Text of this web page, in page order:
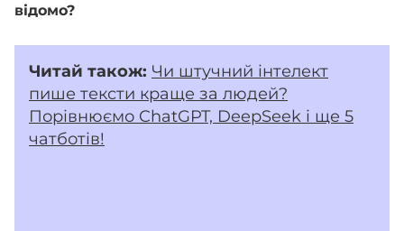
відомо?
Читай також: Чи штучний інтелект
пише тексти краще за людей?
Порівнюємо ChatGPT, DeepSeek і ще 5
чатботів!